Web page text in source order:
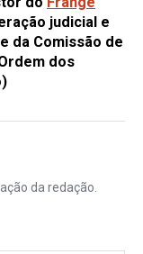
judicial e
da Comissão de
dos
da redação.